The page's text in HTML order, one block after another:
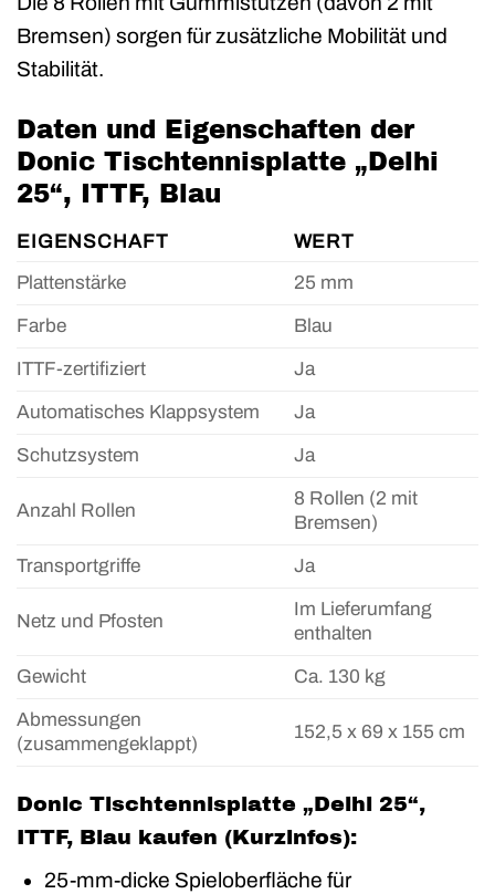
Bremsen) sorgen für zusätzliche Mobilität und
Stabilität.
Daten und Eigenschaften der
Donic Tischtennisplatte „Delhi
25“, ITTF, Blau
EIGENSCHAFT
WERT
Plattenstärke
25 mm
Farbe Blau
ITTF-zertifiziert Ja
Automatisches Klappsystem Ja
Schutzsystem Ja
Anzahl Rollen
8 Rollen (2 mit
Bremsen)
Transportgriffe Ja
Netz und Pfosten
Im Lieferumfang
enthalten
Gewicht Ca. 130 kg
Abmessungen
(zusammengeklappt)
152,5 x 69 x 155 cm
Donic Tischtennisplatte „Delhi 25“,
ITTF, Blau kaufen (Kurzinfos):
25-mm-dicke Spieloberfläche für